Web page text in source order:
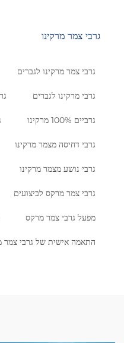
גרבי צמר מרקינו
גרבי צמר מרקינו לגברים
גרבי מרקינו לגברים
גרביים 100% מרקינו
גרבי דחיסה מצמר מרקינו
גרבי נושע מצמר מרקינו
גרבי צמר מרקס לביצועים
מפעל גרבי צמר מרקס
התאמה אישית של גרבי צמר